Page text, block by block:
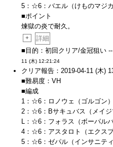
5：☆6：バエル（けものマジカ
■ポイント
煉獄の炎で耐久。
+
詳細
■目的：初回クリア/金冠狙い --
11 (木) 12:21:24
クリア報告：2019-04-11 (木)
■難易度：VH
■編成
1：☆6：ロノウェ（ゴルゴン）
2：☆6：Bサキュバス（メイジ
L：☆6：フォラス（ボーパルバ
4：☆6：アスタロト（エクスプ
5：☆6：ゼパル（インサニティ